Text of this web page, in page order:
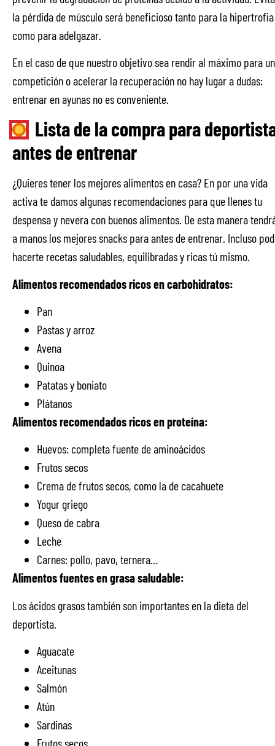
la pérdida de músculo será beneficioso tanto para la hipertrofia
como para adelgazar.
En el caso de que nuestro objetivo sea rendir al máximo para
competición o acelerar la recuperación no hay lugar a dudas:
entrenar en ayunas no es conveniente.
Lista de la compra para
antes de entrenar
¿Quieres tener los mejores alimentos en casa? En por una vida
activa te damos algunas recomendaciones para que llenes tu
despensa y nevera con buenos alimentos. De esta manera
a manos los mejores snacks para antes de entrenar. Incluso
hacerte recetas saludables, equilibradas y ricas tú mismo.
Alimentos recomendados ricos en carbohidratos:
Pan
Pastas y arroz
Avena
Quinoa
Patatas y boniato
Plátanos
Alimentos recomendados ricos en proteína:
Huevos: completa fuente de aminoácidos
Frutos secos
Crema de frutos secos, como la de cacahuete
Yogur griego
Queso de cabra
Leche
Carnes: pollo, pavo, ternera…
Alimentos fuentes en grasa saludable:
Los ácidos grasos también son importantes en la dieta del
deportista.
Aguacate
Aceitunas
Salmón
Atún
Sardinas